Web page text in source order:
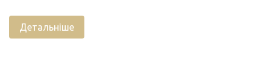
Детальніше